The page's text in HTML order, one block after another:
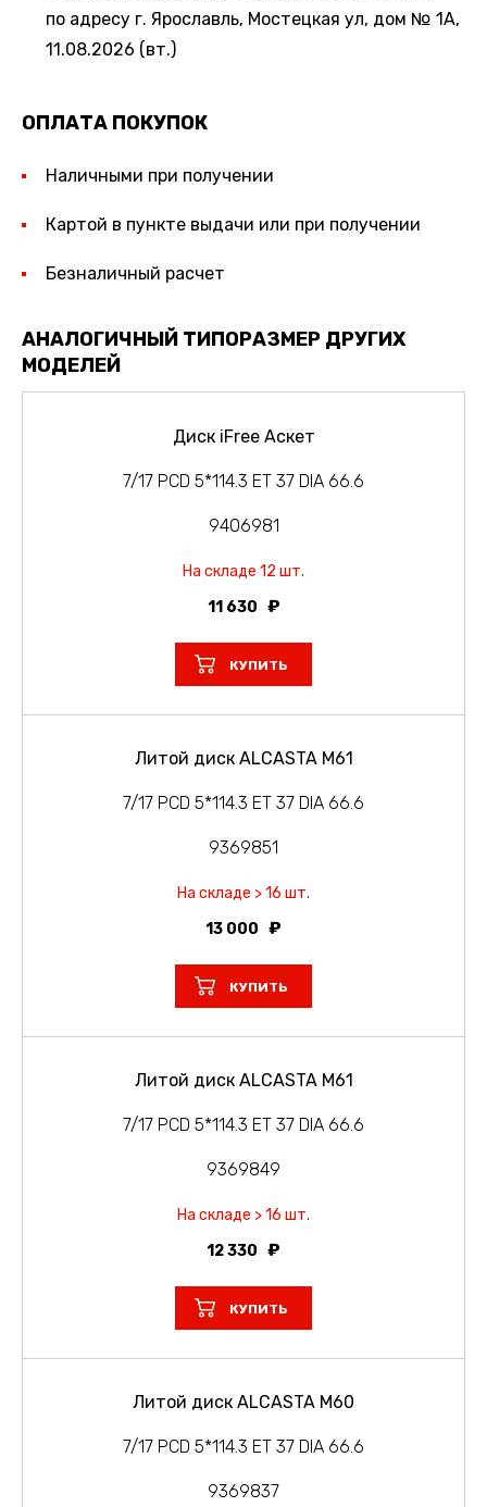
по адресу г. Ярославль, Мостецкая ул, дом № 1А,
11.08.2026 (вт.)
ОПЛАТА ПОКУПОК
Наличными при получении
Картой в пункте выдачи или при получении
Безналичный расчет
АНАЛОГИЧНЫЙ ТИПОРАЗМЕР ДРУГИХ
МОДЕЛЕЙ
Диск iFree Аскет
7/17 PCD 5*114.3 ET 37 DIA 66.6
9406981
На складе 12 шт.
11 630
КУПИТЬ
Литой диск ALCASTA M61
7/17 PCD 5*114.3 ET 37 DIA 66.6
9369851
На складе > 16 шт.
13 000
КУПИТЬ
Литой диск ALCASTA M61
7/17 PCD 5*114.3 ET 37 DIA 66.6
9369849
На складе > 16 шт.
12 330
КУПИТЬ
Литой диск ALCASTA M60
7/17 PCD 5*114.3 ET 37 DIA 66.6
9369837